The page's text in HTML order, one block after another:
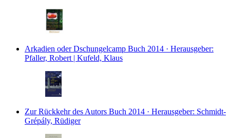
Arkadien oder Dschungelcamp Buch 2014 · Herausgeber:
Pfaller, Robert | Kufeld, Klaus
Zur Rückkehr des Autors Buch 2014 · Herausgeber: Schmidt-
Grépály, Rüdiger